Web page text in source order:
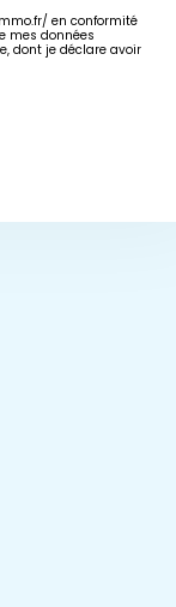
en conformité
mes données
dont je déclare avoir